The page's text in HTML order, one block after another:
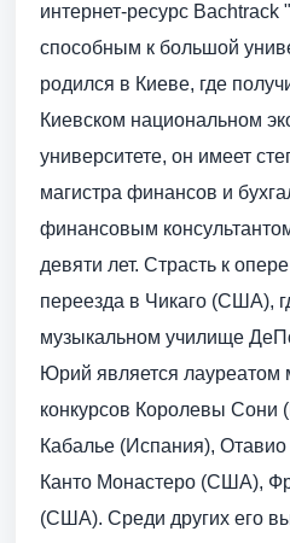
интернет-ресурс Bachtrack
способным к большой
родился в Киеве, где
Киевском национальном
университете, он имеет
магистра финансов и
финансовым
девяти лет. Страсть к
переезда в Чикаго (США),
музыкальном училище
Юрий является
конкурсов Королевы Сони
Кабалье (Испания),
Канто Монастеро (США),
(США). Среди других его